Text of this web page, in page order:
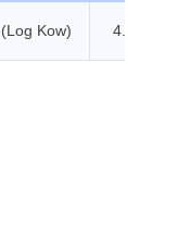
Kow) 4.72 -